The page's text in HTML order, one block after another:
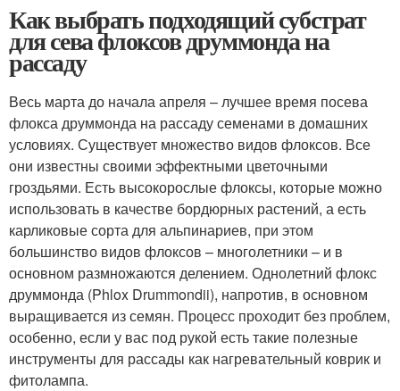
Как выбрать подходящий субстрат
для сева флоксов друммонда на
рассаду
Весь марта до начала апреля – лучшее время посева
флокса друммонда на рассаду семенами в домашних
условиях. Существует множество видов флоксов. Все
они известны своими эффектными цветочными
гроздьями. Есть высокорослые флоксы, которые можно
использовать в качестве бордюрных растений, а есть
карликовые сорта для альпинариев, при этом
большинство видов флоксов – многолетники – и в
основном размножаются делением. Однолетний флокс
друммонда (Phlox Drummondii), напротив, в основном
выращивается из семян. Процесс проходит без проблем,
особенно, если у вас под рукой есть такие полезные
инструменты для рассады как нагревательный коврик и
фитолампа.